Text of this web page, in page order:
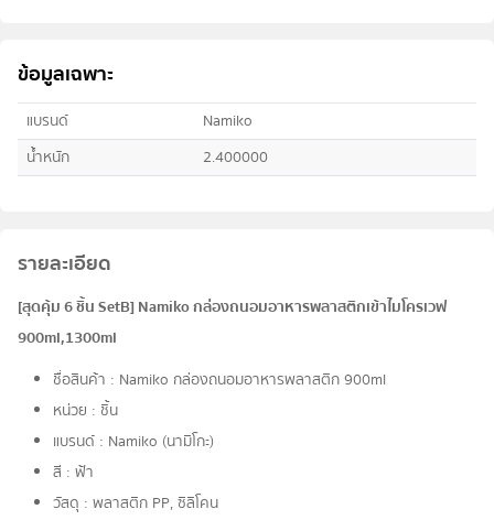
ข้อมูลเฉพาะ
แบรนด์
Namiko
น้ำหนัก
2.400000
รายละเอียด
[สุดคุ้ม 6 ชิ้น SetB] Namiko กล่องถนอมอาหารพลาสติกเข้าไมโครเวฟ
900ml,1300ml
ชื่อสินค้า : Namiko กล่องถนอมอาหารพลาสติก 900ml
หน่วย : ชิ้น
แบรนด์ : Namiko (นามิโกะ)
สี : ฟ้า
วัสดุ : พลาสติก PP, ซิลิโคน